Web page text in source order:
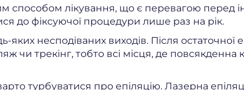
способом лікування, що є перевагою перед
до фіксуючої процедури лише раз на рік.
несподіваних виходів. Після остаточної
чи трекінг, тобто всі місця, де повсякденна
турбуватися про епіляцію. Лазерна